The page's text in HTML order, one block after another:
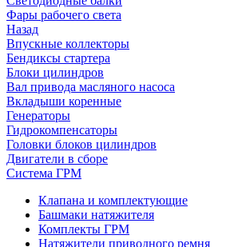
Фары рабочего света
Назад
Впускные коллекторы
Бендиксы стартера
Блоки цилиндров
Вал привода масляного насоса
Вкладыши коренные
Генераторы
Гидрокомпенсаторы
Головки блоков цилиндров
Двигатели в сборе
Система ГРМ
Клапана и комплектующие
Башмаки натяжителя
Комплекты ГРМ
Натяжители приводного ремня